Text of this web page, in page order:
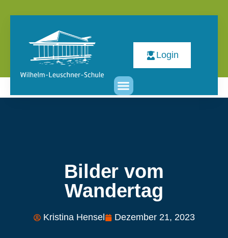
Login
Bilder vom
Wandertag
Kristina Hensel Dezember 21, 2023